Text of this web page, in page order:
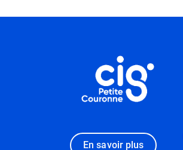
Informations utiles
En savoir plus